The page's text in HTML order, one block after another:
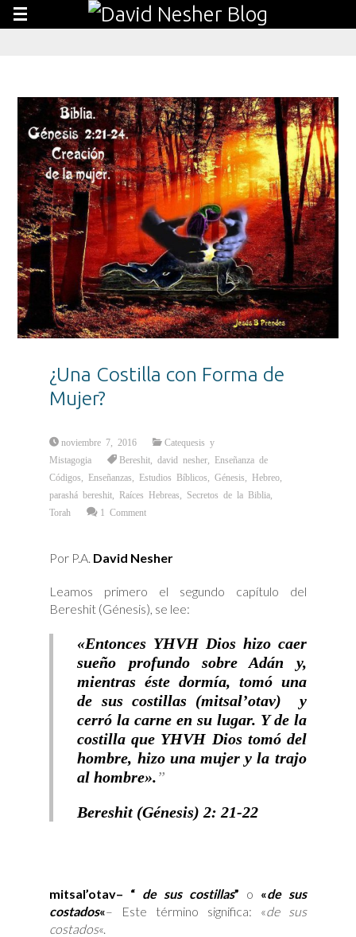
¿Una Costilla con Forma de
Mujer?
noviembre 7, 2016
Catequesis y
Mistagogia
Bereshit ,david nesher
Enseñanza de
Códigos
Enseñanzas Estudios Bíblicos ,Génesis Hebreo
parashá bereshit
Raíces Hebreas Secretos de la Biblia
Torah
1 Comment
Por P.A. David Nesher
Leamos primero el segundo capítulo del
Bereshit (Génesis), se lee:
«Entonces YHVH Dios hizo caer
sueño profundo sobre Adán y,
mientras éste dormía, tomó una
de sus costillas (mitsal’otav) y
cerró la carne en su lugar. Y de la
costilla que YHVH Dios tomó del
hombre, hizo una mujer y la trajo
al hombre».
Bereshit (Génesis) 2: 21-22
mitsal’otav– “ de sus costillas” o «de sus
costados«– Este término significa: «de sus
costados«.